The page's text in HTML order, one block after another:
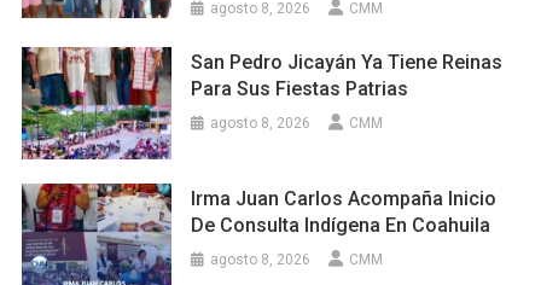
agosto 8, 2026 CMM
San Pedro Jicayán Ya Tiene Reinas
Para Sus Fiestas Patrias
agosto 8, 2026 CMM
Irma Juan Carlos Acompaña Inicio
De Consulta Indígena En Coahuila
agosto 8, 2026 CMM